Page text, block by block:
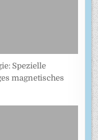
Spezielle
magnetisches